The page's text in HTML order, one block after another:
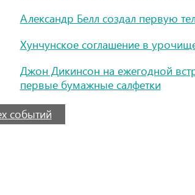
Александр Белл создал первую
Хунчунское соглашение в
Джон Дикинсон на ежегодной
первые бумажные салфетки
событий